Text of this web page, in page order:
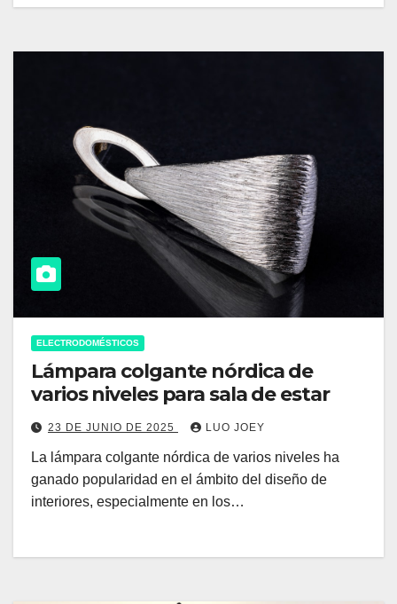
ELECTRODOMÉSTICOS
Lámpara colgante nórdica de
varios niveles para sala de estar
23 DE JUNIO DE 2025 LUO JOEY
La lámpara colgante nórdica de varios niveles ha
ganado popularidad en el ámbito del diseño de
interiores, especialmente en los…